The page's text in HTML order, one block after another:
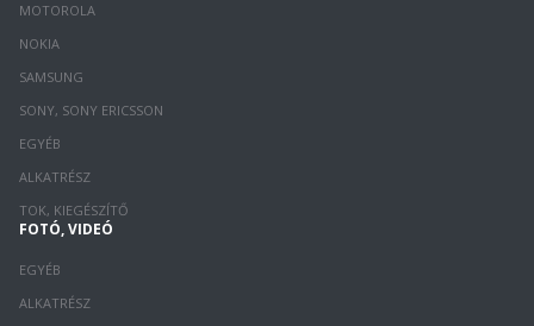
MOTOROLA
NOKIA
SAMSUNG
SONY, SONY ERICSSON
EGYÉB
ALKATRÉSZ
TOK, KIEGÉSZÍTŐ
FOTÓ, VIDEÓ
EGYÉB
ALKATRÉSZ